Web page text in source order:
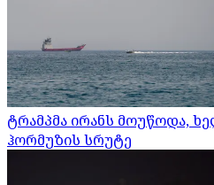
ტრამპმა ირანს მოუწოდა,
ჰორმუზის სრუტე